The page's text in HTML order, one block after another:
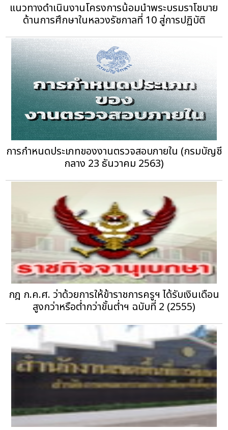
แนวทางดำเนินงานโครงการน้อมนำพระบรมราโชบาย
ด้านการศึกษาในหลวงรัชกาลที่ 10 สู่การปฏิบัติ
การกำหนดประเภทของงานตรวจสอบภายใน (กรมบัญชี
กลาง 23 ธันวาคม 2563)
กฎ ก.ค.ศ. ว่าด้วยการให้ข้าราชการครูฯ ได้รับเงินเดือน
สูงกว่าหรือต่ำกว่าขั้นต่ำฯ ฉบับที่ 2 (2555)